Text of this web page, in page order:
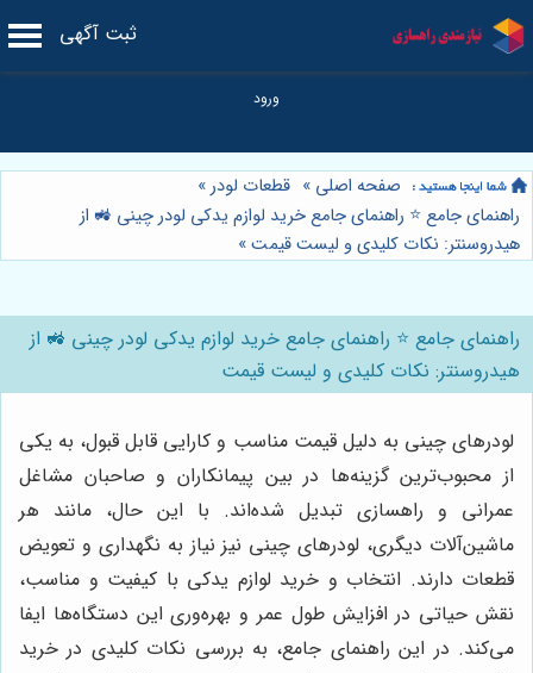
ثبت آگهی
صفحه اصلی » قطعات لودر»
راهنمای جامع ⭐️ راهنمای جامع خرید لوازم یدکی لودر چینی 🚜 از
هیدروسنتر: نکات کلیدی و لیست قیمت»
راهنمای جامع ⭐️ راهنمای جامع خرید لوازم یدکی لودر چینی 🚜 از
هیدروسنتر: نکات کلیدی و لیست قیمت
لودرهای چینی به دلیل قیمت مناسب و کارایی قابل قبول، به یکی
از محبوب‌ترین گزینه‌ها در بین پیمانکاران و صاحبان مشاغل
عمرانی و راهسازی تبدیل شده‌اند. با این حال، مانند هر
ماشین‌آلات دیگری، لودرهای چینی نیز نیاز به نگهداری و تعویض
قطعات دارند. انتخاب و خرید لوازم یدکی با کیفیت و مناسب،
نقش حیاتی در افزایش طول عمر و بهره‌وری این دستگاه‌ها ایفا
می‌کند. در این راهنمای جامع، به بررسی نکات کلیدی در خرید